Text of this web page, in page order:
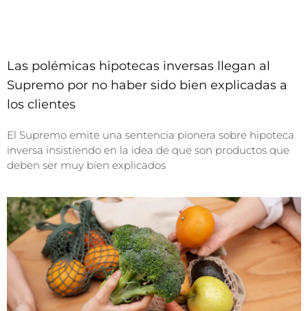
Las polémicas hipotecas inversas llegan al
Supremo por no haber sido bien explicadas a
los clientes
El Supremo emite una sentencia pionera sobre hipoteca
inversa insistiendo en la idea de que son productos que
deben ser muy bien explicados